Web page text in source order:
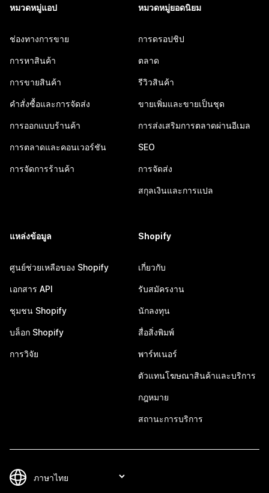
หมวดหมู่แอป
ช่องทางการขาย
การหาสินค้า
การขายสินค้า
คำสั่งซื้อและการจัดส่ง
การออกแบบร้านค้า
การตลาดและคอนเวอร์ชัน
การจัดการร้านค้า
หมวดหมู่ยอดนิยม
การดรอปชิป
ตลาด
รีวิวสินค้า
ขายเพิ่มและขายเป็นชุด
การส่งเสริมการตลาดผ่านอีเมล
SEO
การจัดส่ง
สกุลเงินและการแปล
แหล่งข้อมูล
ศูนย์ช่วยเหลือของ Shopify
เอกสาร API
ชุมชน Shopify
บล็อก Shopify
การวิจัย
Shopify
เกี่ยวกับ
รับสมัครงาน
นักลงทุน
สื่อสิ่งพิมพ์
พาร์ทเนอร์
ตัวแทนโฆษณาสินค้าและบริการ
กฎหมาย
สถานะการบริการ